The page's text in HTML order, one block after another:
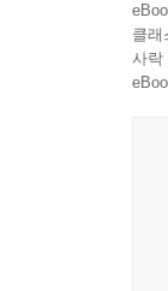
‘갸
있
마
재
어
클래
사락